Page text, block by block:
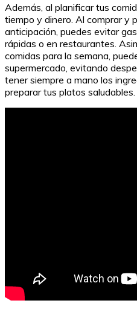
Además, al planificar tus
tiempo y dinero. Al comprar y
anticipación, puedes evitar
rápidas o en restaurantes.
comidas para la semana,
supermercado, evitando
tener siempre a mano los
preparar tus platos saludables.